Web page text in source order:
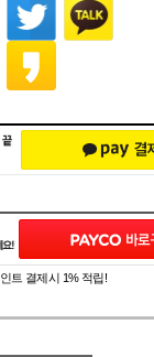
트 결제시 1% 적립!